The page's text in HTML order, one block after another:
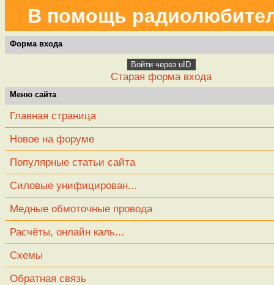
В помощь
Форма входа
Войти через uID
Старая форма входа
Меню сайта
Главная страница
Новое на форуме
Популярные статьи сайта
Силовые унифицирован...
Медные обмоточные провода
Расчёты, онлайн каль...
Схемы
Обратная связь